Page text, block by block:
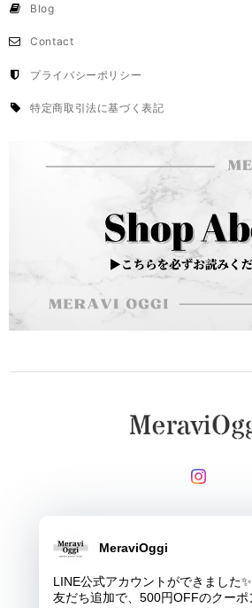
Blog
Contact
プライバシーポリシー
特定商取引法に基づく表記